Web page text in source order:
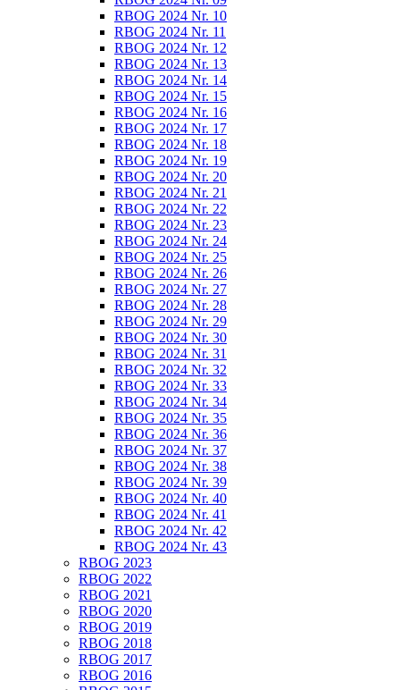
RBOG 2024 Nr. 10
RBOG 2024 Nr. 11
RBOG 2024 Nr. 12
RBOG 2024 Nr. 13
RBOG 2024 Nr. 14
RBOG 2024 Nr. 15
RBOG 2024 Nr. 16
RBOG 2024 Nr. 17
RBOG 2024 Nr. 18
RBOG 2024 Nr. 19
RBOG 2024 Nr. 20
RBOG 2024 Nr. 21
RBOG 2024 Nr. 22
RBOG 2024 Nr. 23
RBOG 2024 Nr. 24
RBOG 2024 Nr. 25
RBOG 2024 Nr. 26
RBOG 2024 Nr. 27
RBOG 2024 Nr. 28
RBOG 2024 Nr. 29
RBOG 2024 Nr. 30
RBOG 2024 Nr. 31
RBOG 2024 Nr. 32
RBOG 2024 Nr. 33
RBOG 2024 Nr. 34
RBOG 2024 Nr. 35
RBOG 2024 Nr. 36
RBOG 2024 Nr. 37
RBOG 2024 Nr. 38
RBOG 2024 Nr. 39
RBOG 2024 Nr. 40
RBOG 2024 Nr. 41
RBOG 2024 Nr. 42
RBOG 2024 Nr. 43
RBOG 2023
RBOG 2022
RBOG 2021
RBOG 2020
RBOG 2019
RBOG 2018
RBOG 2017
RBOG 2016